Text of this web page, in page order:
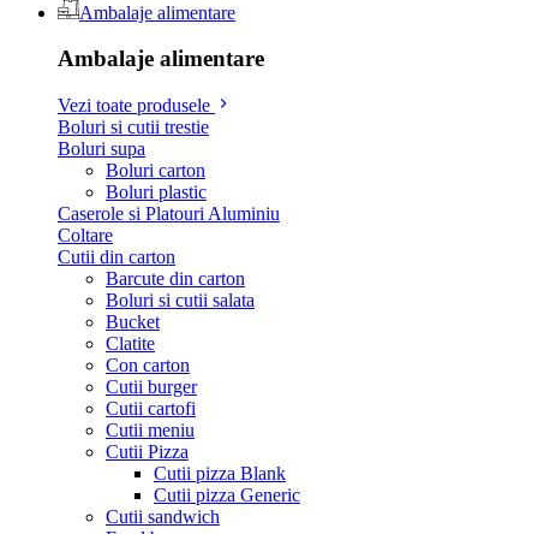
Ambalaje alimentare
Ambalaje alimentare
Vezi toate produsele
Boluri si cutii trestie
Boluri supa
Boluri carton
Boluri plastic
Caserole si Platouri Aluminiu
Coltare
Cutii din carton
Barcute din carton
Boluri si cutii salata
Bucket
Clatite
Con carton
Cutii burger
Cutii cartofi
Cutii meniu
Cutii Pizza
Cutii pizza Blank
Cutii pizza Generic
Cutii sandwich